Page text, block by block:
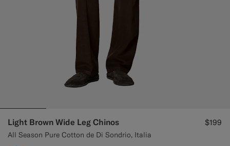
Light Brown Wide Leg Chinos
All Season Pure Cotton de Di Sondrio, Italia
$199